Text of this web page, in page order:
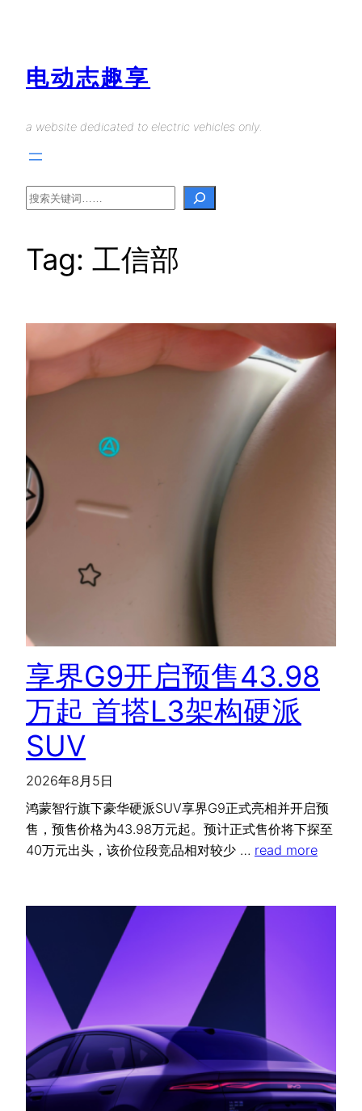
电动志趣享
a website dedicated to electric vehicles only.
Search
Tag: 工信部
享界G9开启预售43.98
万起 首搭L3架构硬派
SUV
2026年8月5日
鸿蒙智行旗下豪华硬派SUV享界G9正式亮相并开启预
售，预售价格为43.98万元起。预计正式售价将下探至
40万元出头，该价位段竞品相对较少 … read more